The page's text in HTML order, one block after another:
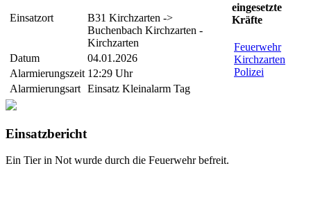
Einsatzort
B31 Kirchzarten ->
Buchenbach Kirchzarten -
Kirchzarten
Datum
04.01.2026
Alarmierungszeit 12:29 Uhr
Alarmierungsart Einsatz Kleinalarm Tag
eingesetzte
Kräfte
Feuerwehr
Kirchzarten
Polizei
Einsatzbericht
Ein Tier in Not wurde durch die Feuerwehr befreit.